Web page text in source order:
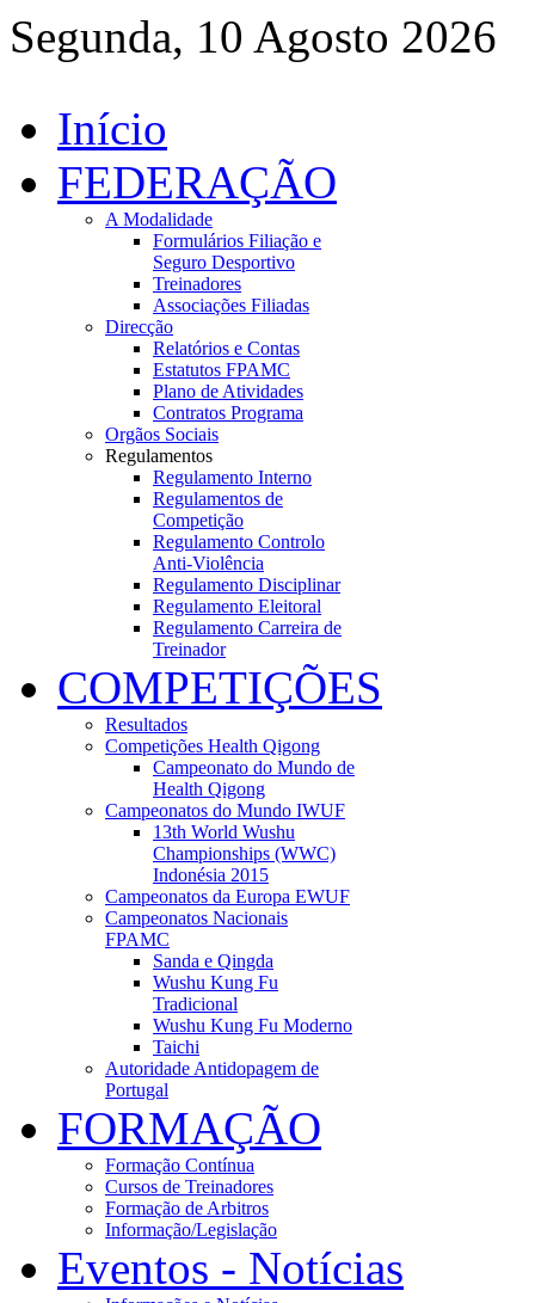
Segunda, 10 Agosto 2026
Início
FEDERAÇÃO
A Modalidade
Formulários Filiação e
Seguro Desportivo
Treinadores
Associações Filiadas
Direcção
Relatórios e Contas
Estatutos FPAMC
Plano de Atividades
Contratos Programa
Orgãos Sociais
Regulamentos
Regulamento Interno
Regulamentos de
Competição
Regulamento Controlo
Anti-Violência
Regulamento Disciplinar
Regulamento Eleitoral
Regulamento Carreira de
Treinador
COMPETIÇÕES
Resultados
Competições Health Qigong
Campeonato do Mundo de
Health Qigong
Campeonatos do Mundo IWUF
13th World Wushu
Championships (WWC)
Indonésia 2015
Campeonatos da Europa EWUF
Campeonatos Nacionais
FPAMC
Sanda e Qingda
Wushu Kung Fu
Tradicional
Wushu Kung Fu Moderno
Taichi
Autoridade Antidopagem de
Portugal
FORMAÇÃO
Formação Contínua
Cursos de Treinadores
Formação de Arbitros
Informação/Legislação
Eventos - Notícias